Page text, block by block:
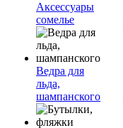
Аксессуары
сомелье
Ведра для
льда,
шампанского